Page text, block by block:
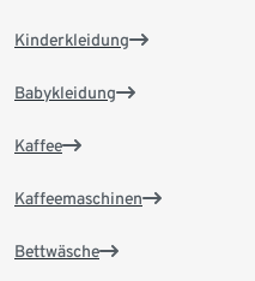
Kinderkleidung
Babykleidung
Kaffee
Kaffeemaschinen
Bettwäsche